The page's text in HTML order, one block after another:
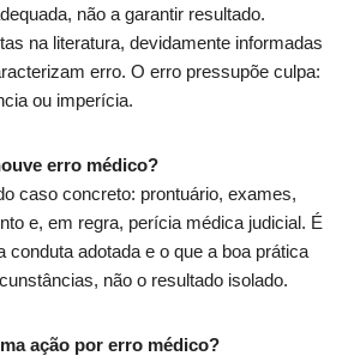
não a garantir resultado.
na literatura, devidamente informadas
erro. O erro pressupõe culpa:
ou imperícia.
erro médico?
caso concreto: prontuário, exames,
e, em regra, perícia médica judicial. É
conduta adotada e o que a boa prática
não o resultado isolado.
ação por erro médico?